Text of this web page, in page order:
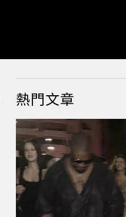
熱門文章